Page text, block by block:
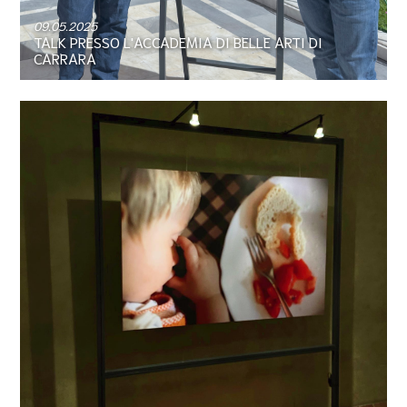
09.05.2025
TALK PRESSO L'ACCADEMIA DI BELLE ARTI DI
CARRARA